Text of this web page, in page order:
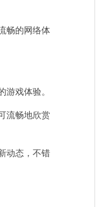
畅的网络体
戏体验。
流畅地欣赏
动态，不错